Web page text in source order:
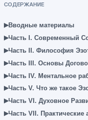
СОДЕРЖАНИЕ
▸Вводные материалы
▸Часть I. Современный
▸Часть II. Философия
▸Часть III. Основы
▸Часть IV. Ментальное
▸Часть V. Что же такое
▸Часть VI. Духовное
▸Часть VII.